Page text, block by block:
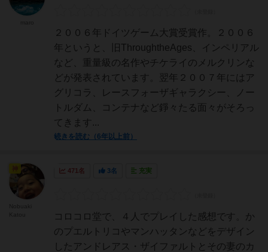
２００６年ドイツゲーム大賞受賞作。２００６
年というと、旧ThroughtheAges、インペリアル
など、重量級の名作やチケライのメルクリンな
どが発表されています。翌年２００７年にはア
グリコラ、レースフォーザギャラクシー、ノー
トルダム、コンテナなど錚々たる面々がそろっ
てきます...
続きを読む（6年以上前）
471名 3名 充実
コロコロ堂で、４人でプレイした感想です。か
のプエルトリコやマンハッタンなどをデザイン
したアンドレアス・ザイファルトとその妻のカ
神